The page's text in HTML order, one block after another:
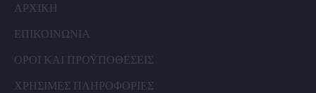
ΑΡΧΙΚΗ
ΕΠΙΚΟΙΝΩΝΙΑ
ΟΡΟΙ ΚΑΙ ΠΡΟΫΠΟΘΕΣΕΙΣ
ΧΡΗΣΙΜΕΣ ΠΛΗΡΟΦΟΡΙΕΣ